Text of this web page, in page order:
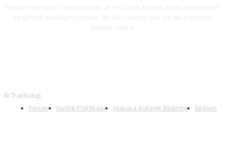
© TrakKulüp
Forum
Gizlilik Politikası Hukuka Aykırılık Bildirimi İletişim